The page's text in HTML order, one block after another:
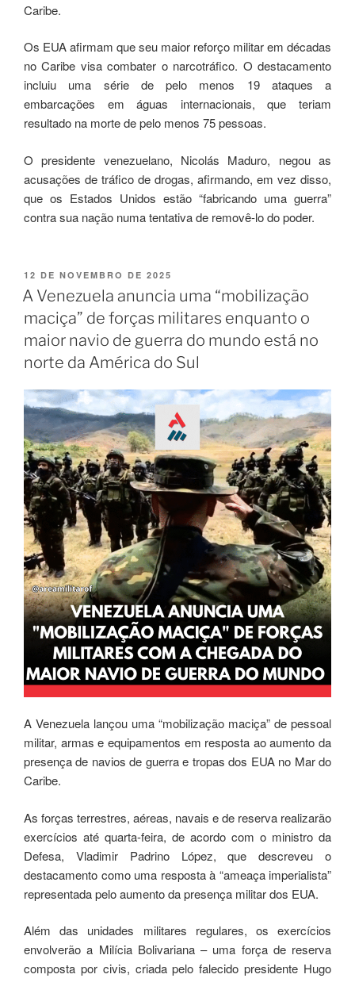
Caribe.
Os EUA afirmam que seu maior reforço militar em décadas
no Caribe visa combater o narcotráfico. O destacamento
incluiu uma série de pelo menos 19 ataques a
embarcações em águas internacionais, que teriam
resultado na morte de pelo menos 75 pessoas.
O presidente venezuelano, Nicolás Maduro, negou as
acusações de tráfico de drogas, afirmando, em vez disso,
que os Estados Unidos estão “fabricando uma guerra”
contra sua nação numa tentativa de removê-lo do poder.
12 DE NOVEMBRO DE 2025
A Venezuela anuncia uma “mobilização
maciça” de forças militares enquanto o
maior navio de guerra do mundo está no
norte da América do Sul
A Venezuela lançou uma “mobilização maciça” de pessoal
militar, armas e equipamentos em resposta ao aumento da
presença de navios de guerra e tropas dos EUA no Mar do
Caribe.
As forças terrestres, aéreas, navais e de reserva realizarão
exercícios até quarta-feira, de acordo com o ministro da
Defesa, Vladimir Padrino López, que descreveu o
destacamento como uma resposta à “ameaça imperialista”
representada pelo aumento da presença militar dos EUA.
Além das unidades militares regulares, os exercícios
envolverão a Milícia Bolivariana – uma força de reserva
composta por civis, criada pelo falecido presidente Hugo